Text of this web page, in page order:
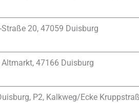
Straße 20, 47059 Duisburg
Altmarkt, 47166 Duisburg
P2, Kalkweg/Ecke